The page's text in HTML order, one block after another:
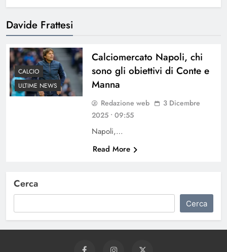
Davide Frattesi
CALCIO
ULTIME NEWS
Calciomercato Napoli, chi
sono gli obiettivi di Conte e
Manna
Redazione web
3 Dicembre
2025 • 09:55
Napoli,…
Read More
Cerca
Cerca